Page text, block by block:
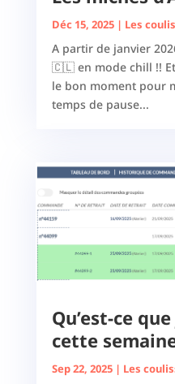
Déc 15, 2025| Les
A partir de janvier
🇨🇱 en mode chill !!
le bon moment pour
temps de pause...
Qu’est-ce
cette
Sep 22, 2025| Les